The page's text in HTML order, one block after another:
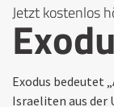
Jetzt kostenlos
Exodus bedeutet
Israeliten aus der